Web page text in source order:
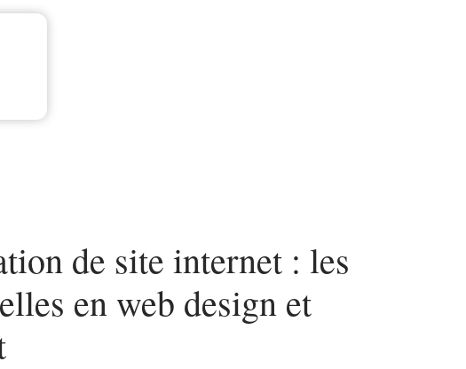
de site internet : les
en web design et